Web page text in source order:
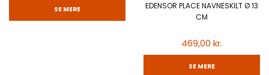
SE MERE
EDENSOR PLACE NAVNESKILT Ø 13
CM
469,00 kr.
SE MERE